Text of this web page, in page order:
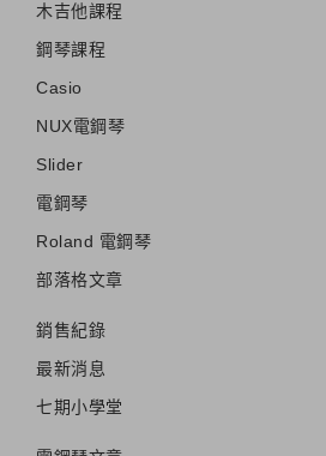
木吉他課程
鋼琴課程
Casio
NUX電鋼琴
Slider
電鋼琴
Roland 電鋼琴
部落格文章
銷售紀錄
最新消息
七期小學堂